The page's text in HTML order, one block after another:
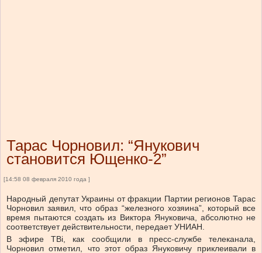
Тарас Чорновил: “Янукович
становится Ющенко-2”
[14:58 08 февраля 2010 года ]
Народный депутат Украины от фракции Партии регионов Тарас
Чорновил заявил, что образ “железного хозяина”, который все
время пытаются создать из Виктора Януковича, абсолютно не
соответствует действительности, передает УНИАН.
В эфире ТВі, как сообщили в пресс-службе телеканала,
Чорновил отметил, что этот образ Януковичу приклеивали в